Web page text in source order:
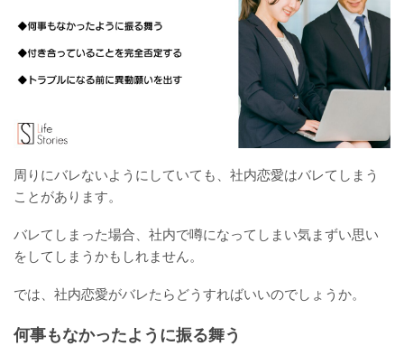
周りにバレないようにしていても、社内恋愛はバレてしまう
ことがあります。
バレてしまった場合、社内で噂になってしまい気まずい思い
をしてしまうかもしれません。
では、社内恋愛がバレたらどうすればいいのでしょうか。
何事もなかったように振る舞う